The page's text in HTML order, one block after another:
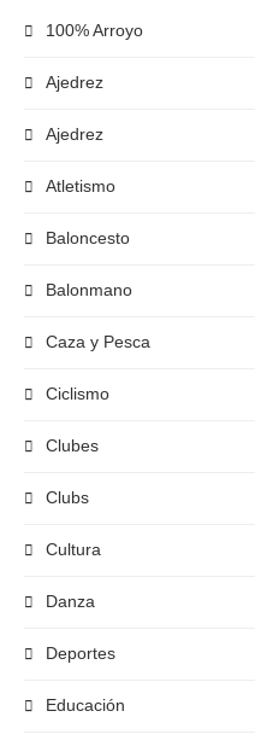
100% Arroyo
Ajedrez
Ajedrez
Atletismo
Baloncesto
Balonmano
Caza y Pesca
Ciclismo
Clubes
Clubs
Cultura
Danza
Deportes
Educación